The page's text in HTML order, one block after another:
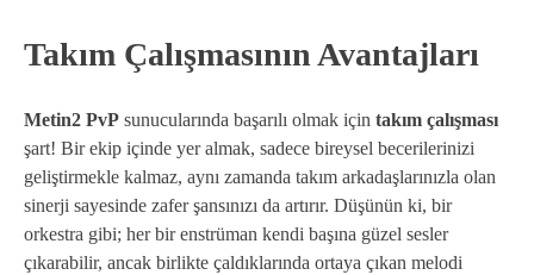
Takım Çalışmasının Avantajları
Metin2 PvP sunucularında başarılı olmak için takım çalışması
şart! Bir ekip içinde yer almak, sadece bireysel becerilerinizi
geliştirmekle kalmaz, aynı zamanda takım arkadaşlarınızla olan
sinerji sayesinde zafer şansınızı da artırır. Düşünün ki, bir
orkestra gibi; her bir enstrüman kendi başına güzel sesler
çıkarabilir, ancak birlikte çaldıklarında ortaya çıkan melodi